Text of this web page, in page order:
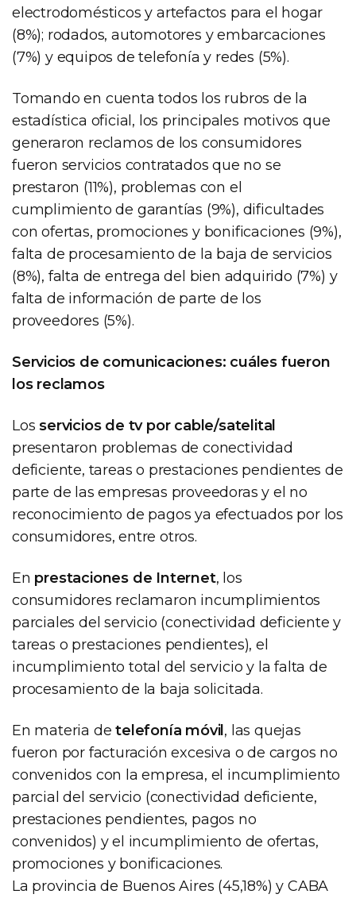
electrodomésticos y artefactos para el hogar
(8%); rodados, automotores y embarcaciones
(7%) y equipos de telefonía y redes (5%).
Tomando en cuenta todos los rubros de la
estadística oficial, los principales motivos que
generaron reclamos de los consumidores
fueron servicios contratados que no se
prestaron (11%), problemas con el
cumplimiento de garantías (9%), dificultades
con ofertas, promociones y bonificaciones (9%),
falta de procesamiento de la baja de servicios
(8%), falta de entrega del bien adquirido (7%) y
falta de información de parte de los
proveedores (5%).
Servicios de comunicaciones: cuáles fueron
los reclamos
Losservicios de tv por cable/satelital
presentaron problemas de conectividad
deficiente, tareas o prestaciones pendientes de
parte de las empresas proveedoras y el no
reconocimiento de pagos ya efectuados por los
consumidores, entre otros.
En prestaciones de Internet, los
consumidores reclamaron incumplimientos
parciales del servicio (conectividad deficiente y
tareas o prestaciones pendientes), el
incumplimiento total del servicio y la falta de
procesamiento de la baja solicitada.
En materia detelefonía móvil , las quejas
fueron por facturación excesiva o de cargos no
convenidos con la empresa, el incumplimiento
parcial del servicio (conectividad deficiente,
prestaciones pendientes, pagos no
convenidos) y el incumplimiento de ofertas,
promociones y bonificaciones.
La provincia de Buenos Aires (45,18%) y CABA